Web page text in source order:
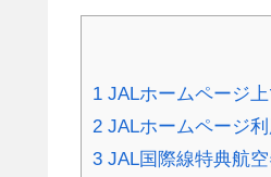
1 JALホームページ
2 JALホームページ
3 JAL国際線特典航